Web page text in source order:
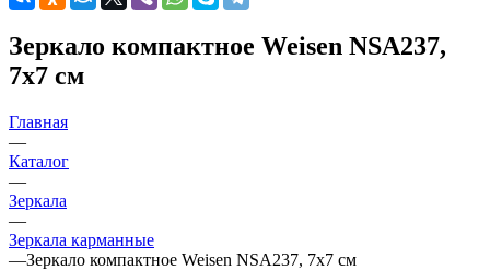
Зеркало компактное Weisen NSA237,
7х7 см
Главная
—
Каталог
—
Зеркала
—
Зеркала карманные
—Зеркало компактное Weisen NSA237, 7х7 см